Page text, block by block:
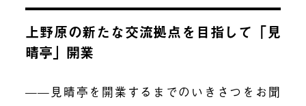
上野原の新たな交流拠点を目指して「見
晴亭」開業
——見晴亭を開業するまでのいきさつをお聞